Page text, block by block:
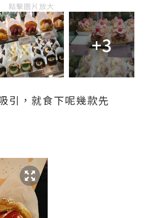
點擊圖片放大
+3
引，就食下呢幾款先